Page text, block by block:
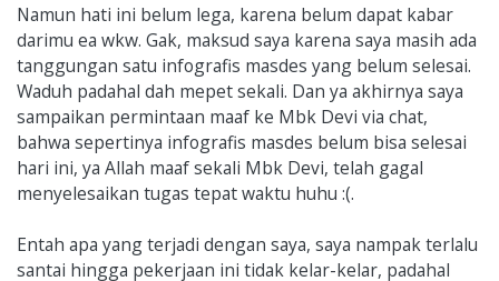
Namun hati ini belum lega, karena belum dapat kabar
darimu ea wkw. Gak, maksud saya karena saya masih ada
tanggungan satu infografis masdes yang belum selesai.
Waduh padahal dah mepet sekali. Dan ya akhirnya saya
sampaikan permintaan maaf ke Mbk Devi via chat,
bahwa sepertinya infografis masdes belum bisa selesai
hari ini, ya Allah maaf sekali Mbk Devi, telah gagal
menyelesaikan tugas tepat waktu huhu :(.
Entah apa yang terjadi dengan saya, saya nampak terlalu
santai hingga pekerjaan ini tidak kelar-kelar, padahal